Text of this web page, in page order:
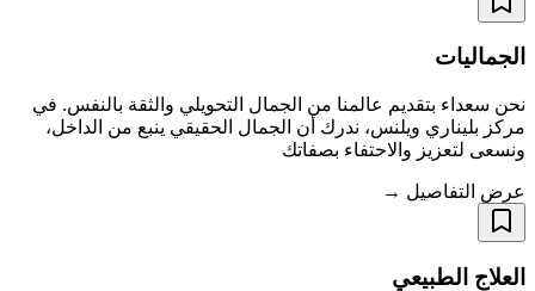
الجماليات
نحن سعداء بتقديم عالمنا من الجمال التحويلي والثقة بالنفس. في
مركز بليناري ويلنس، ندرك أن الجمال الحقيقي ينبع من الداخل،
ونسعى لتعزيز والاحتفاء بصفاتك
عرض التفاصيل →
العلاج الطبيعي